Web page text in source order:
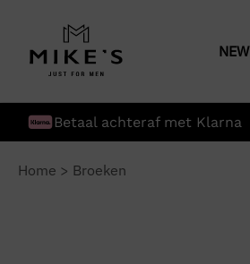
NEW
Betaal achteraf met Klarna
Home > Broeken